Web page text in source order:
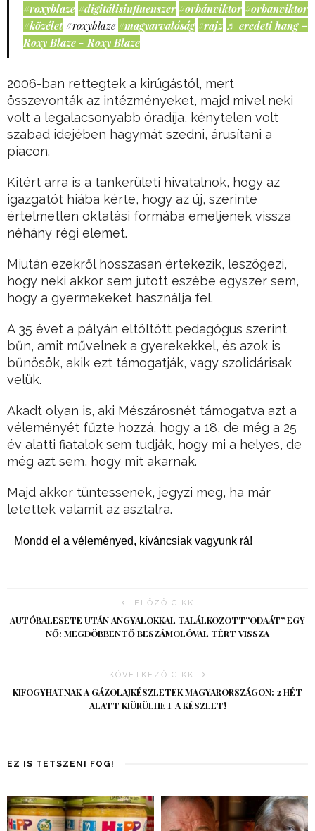
#roxyblaze #digitálisinfluenszer #orbánviktor #orbanviktor
#közélet #roxyblaze #magyarvalóság #rajz ♬ eredeti hang –
Roxy Blaze - Roxy Blaze
2006-ban rettegtek a kirúgástól, mert
összevonták az intézményeket, majd mivel neki
volt a legalacsonyabb óradíja, kénytelen volt
szabad idejében hagymát szedni, árusítani a
piacon.
Kitért arra is a tankerületi hivatalnok, hogy az
igazgatót hiába kérte, hogy az új, szerinte
értelmetlen oktatási formába emeljenek vissza
néhány régi elemet.
Miután ezekről hosszasan értekezik, leszögezi,
hogy neki akkor sem jutott eszébe egyszer sem,
hogy a gyermekeket használja fel.
A 35 évet a pályán eltöltött pedagógus szerint
bűn, amit művelnek a gyerekekkel, és azok is
bűnösök, akik ezt támogatják, vagy szolidárisak
velük.
Akadt olyan is, aki Mészárosnét támogatva azt a
véleményét fűzte hozzá, hogy a 18, de még a 25
év alatti fiatalok sem tudják, hogy mi a helyes, de
még azt sem, hogy mit akarnak.
Majd akkor tüntessenek, jegyzi meg, ha már
letettek valamit az asztalra.
Mondd el a véleményed, kíváncsiak vagyunk rá!
ELŐZŐ CIKK
AUTÓBALESETE UTÁN ANGYALOKKAL TALÁLKOZOTT”ODAÁT” EGY
NŐ: MEGDÖBBENTŐ BESZÁMOLÓVAL TÉRT VISSZA
KÖVETKEZŐ CIKK
KIFOGYHATNAK A GÁZOLAJKÉSZLETEK MAGYARORSZÁGON: 2 HÉT
ALATT KIÜRÜLHET A KÉSZLET!
EZ IS TETSZENI FOG!